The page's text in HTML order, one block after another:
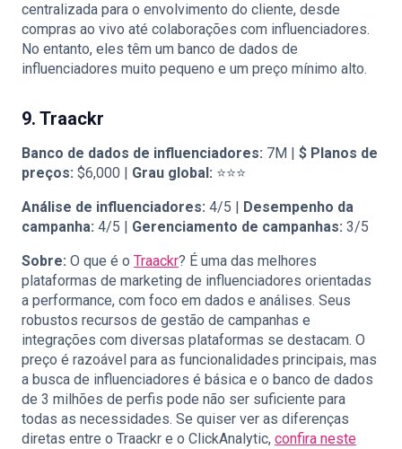
centralizada para o envolvimento do cliente, desde
compras ao vivo até colaborações com influenciadores.
No entanto, eles têm um banco de dados de
influenciadores muito pequeno e um preço mínimo alto.
9. Traackr
Banco de dados de influenciadores: 7M | $ Planos de
preços: $6,000 | Grau global: ⭐⭐⭐
Análise de influenciadores: 4/5 |
Desempenho da
campanha: 4/5 | Gerenciamento de campanhas: 3/5
Sobre: O que é o Traackr? É uma das melhores
plataformas de marketing de influenciadores orientadas
a performance, com foco em dados e análises. Seus
robustos recursos de gestão de campanhas e
integrações com diversas plataformas se destacam. O
preço é razoável para as funcionalidades principais, mas
a busca de influenciadores é básica e o banco de dados
de 3 milhões de perfis pode não ser suficiente para
todas as necessidades. Se quiser ver as diferenças
diretas entre o Traackr e o ClickAnalytic, confira neste